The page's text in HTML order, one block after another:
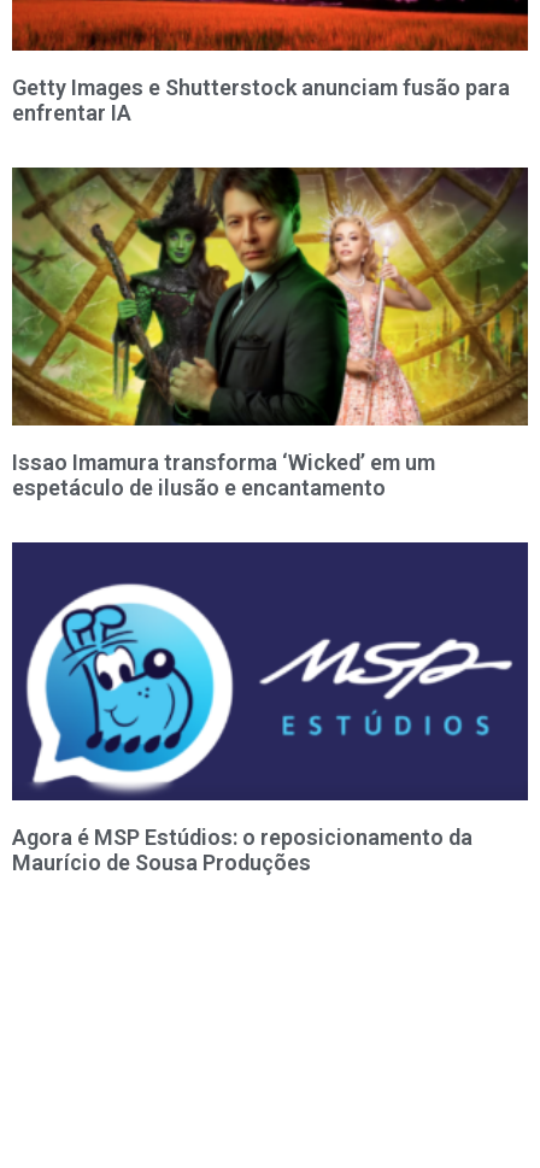
Getty Images e Shutterstock anunciam fusão para
enfrentar IA
Issao Imamura transforma ‘Wicked’ em um
espetáculo de ilusão e encantamento
Agora é MSP Estúdios: o reposicionamento da
Maurício de Sousa Produções